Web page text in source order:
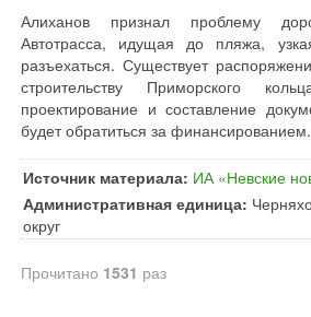
Алиханов признал проблему
Автотрасса, идущая до пляжа,
разъехаться. Существует
строительству Приморского
проектирование и составление
будет обратиться за финансированием.
Источник материала: ИА «Невские
Административная единица:
округ
Прочитано 1531 раз